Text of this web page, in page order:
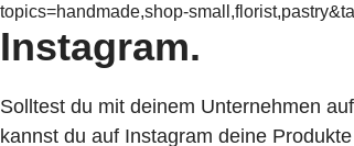
topics=handmade,shop-
Instagram.
Solltest du mit deinem Unternehmen
kannst du auf Instagram deine